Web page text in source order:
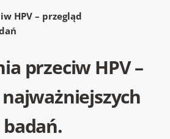
HPV – przegląd
przeciw HPV –
badań.